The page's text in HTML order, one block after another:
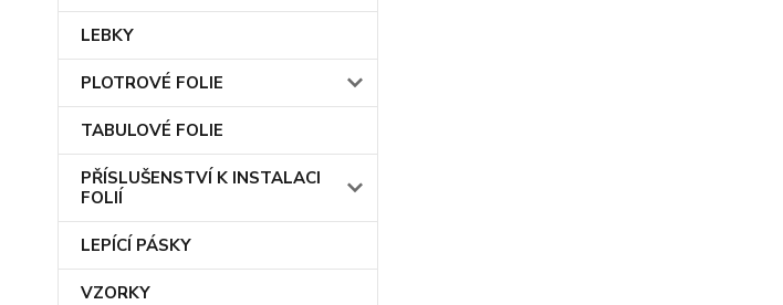
LEBKY
PLOTROVÉ FOLIE
TABULOVÉ FOLIE
PŘÍSLUŠENSTVÍ K INSTALACI
FOLIÍ
LEPÍCÍ PÁSKY
VZORKY